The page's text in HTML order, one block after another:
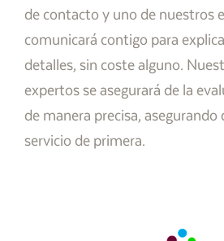
de contacto y uno de nuestros
comunicará contigo para
detalles, sin coste alguno.
expertos se asegurará de la
de manera precisa, asegurando
servicio de primera.